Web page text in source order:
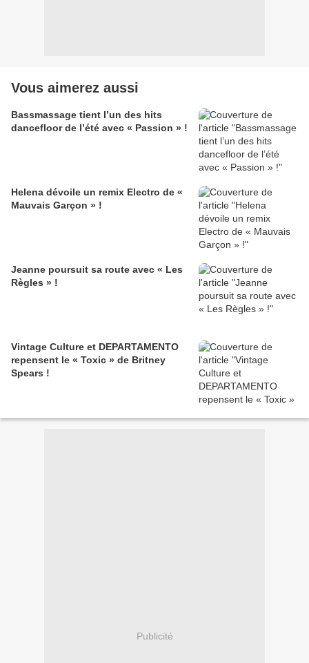
Vous aimerez aussi
Bassmassage tient l’un des hits
dancefloor de l’été avec « Passion » !
Helena dévoile un remix Electro de «
Mauvais Garçon » !
Jeanne poursuit sa route avec « Les
Règles » !
Vintage Culture et DEPARTAMENTO
repensent le « Toxic » de Britney
Spears !
Publicité